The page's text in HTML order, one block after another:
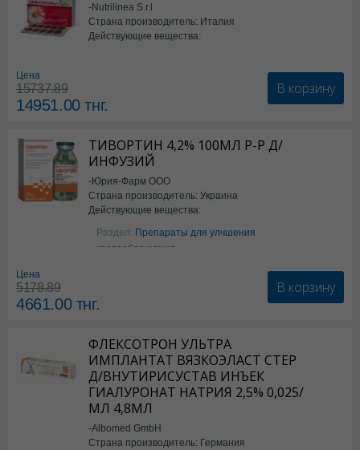
-Nutrilinea S.r.l
Страна производитель: Италия
Действующие вещества:
Цена
15737.89
14951.00тнг.
В корзину
ТИВОРТИН 4,2% 100МЛ Р-Р Д/
ИНФУЗИЙ
-Юрия-Фарм ООО
Страна производитель: Украина
Действующие вещества:
Аргинин
Раздел: Препараты для улчшения
кровообращения
Цена
5178.89
4661.00тнг.
В корзину
ФЛЕКСОТРОН УЛЬТРА
ИМПЛАНТАТ ВЯЗКОЭЛАСТ СТЕР
Д/ВНУТИРИСУСТАВ ИНЪЕК
ГИАЛУРОНАТ НАТРИЯ 2,5% 0,025/
МЛ 4,8МЛ
-Albomed GmbH
Страна производитель: Германия